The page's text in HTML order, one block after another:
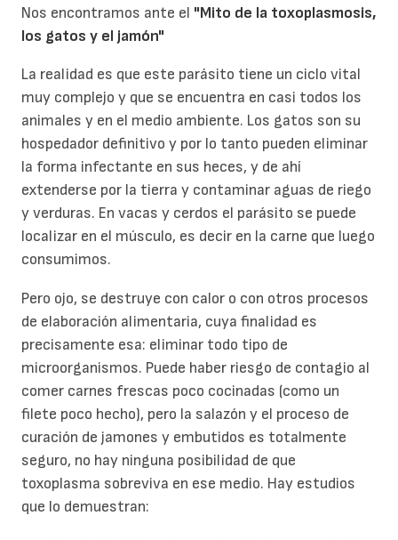
Nos encontramos ante el "Mito de la toxoplasmosis,
los gatos y el jamón"
La realidad es que este parásito tiene un ciclo vital
muy complejo y que se encuentra en casi todos los
animales y en el medio ambiente. Los gatos son su
hospedador definitivo y por lo tanto pueden eliminar
la forma infectante en sus heces, y de ahí
extenderse por la tierra y contaminar aguas de riego
y verduras. En vacas y cerdos el parásito se puede
localizar en el músculo, es decir en la carne que luego
consumimos.
Pero ojo, se destruye con calor o con otros procesos
de elaboración alimentaria, cuya finalidad es
precisamente esa: eliminar todo tipo de
microorganismos. Puede haber riesgo de contagio al
comer carnes frescas poco cocinadas (como un
filete poco hecho), pero la salazón y el proceso de
curación de jamones y embutidos es totalmente
seguro, no hay ninguna posibilidad de que
toxoplasma sobreviva en ese medio. Hay estudios
que lo demuestran: